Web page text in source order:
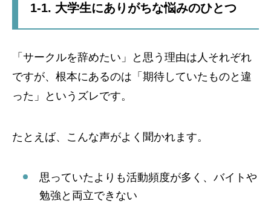
1-1. 大学生にありがちな悩みのひとつ
「サークルを辞めたい」と思う理由は人それぞれ
ですが、根本にあるのは「期待していたものと違
った」というズレです。
たとえば、こんな声がよく聞かれます。
思っていたよりも活動頻度が多く、バイトや
勉強と両立できない